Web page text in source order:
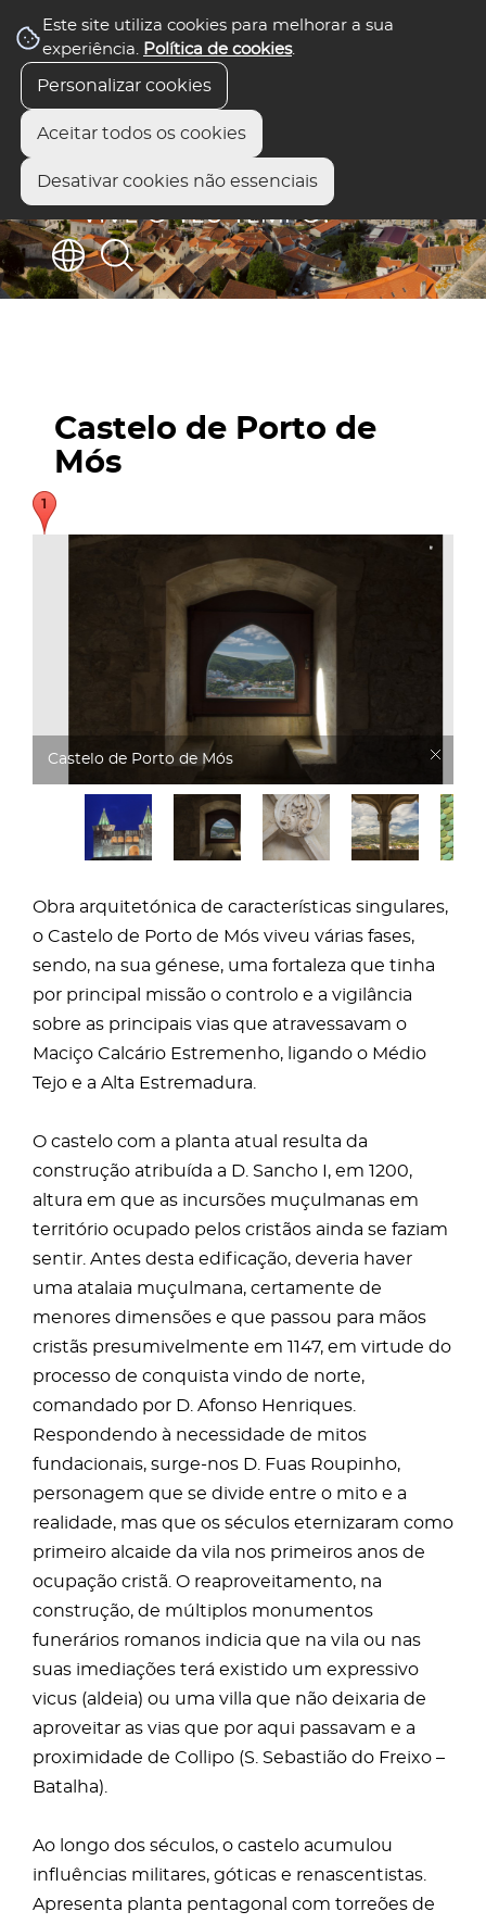
Este site utiliza cookies para melhorar a sua
experiência. Política de cookies.
Personalizar cookies
Aceitar todos os cookies
Desativar cookies não essenciais
Castelo de Porto de
Mós
Castelo de Porto de Mós
Obra arquitetónica de características singulares,
o Castelo de Porto de Mós viveu várias fases,
sendo, na sua génese, uma fortaleza que tinha
por principal missão o controlo e a vigilância
sobre as principais vias que atravessavam o
Maciço Calcário Estremenho, ligando o Médio
Tejo e a Alta Estremadura.
O castelo com a planta atual resulta da
construção atribuída a D. Sancho I, em 1200,
altura em que as incursões muçulmanas em
território ocupado pelos cristãos ainda se faziam
sentir. Antes desta edificação, deveria haver
uma atalaia muçulmana, certamente de
menores dimensões e que passou para mãos
cristãs presumivelmente em 1147, em virtude do
processo de conquista vindo de norte,
comandado por D. Afonso Henriques.
Respondendo à necessidade de mitos
fundacionais, surge-nos D. Fuas Roupinho,
personagem que se divide entre o mito e a
realidade, mas que os séculos eternizaram como
primeiro alcaide da vila nos primeiros anos de
ocupação cristã. O reaproveitamento, na
construção, de múltiplos monumentos
funerários romanos indicia que na vila ou nas
suas imediações terá existido um expressivo
vicus (aldeia) ou uma villa que não deixaria de
aproveitar as vias que por aqui passavam e a
proximidade de Collipo (S. Sebastião do Freixo –
Batalha).
Ao longo dos séculos, o castelo acumulou
influências militares, góticas e renascentistas.
Apresenta planta pentagonal com torreões de